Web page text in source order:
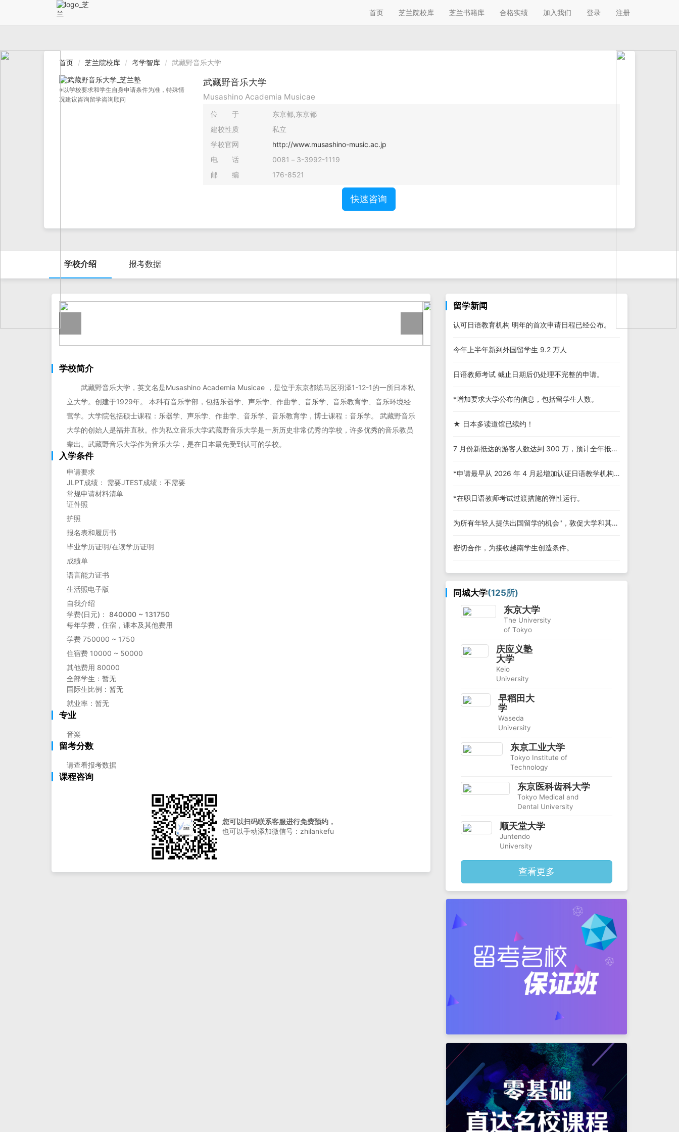
首页 芝兰院校库 芝兰书籍库 合格实绩 加入我们 登录 注册
首页 芝兰院校库 考学智库 武藏野音乐大学
※以学校要求和学生自身申请条件为准，特殊情
况建议咨询留学咨询顾问
武藏野音乐大学
Musashino Academia Musicae
位 于
东京都,东京都
建校性质
私立
学校官网
http://www.musashino-music.ac.jp
电 话
0081－3-3992-1119
邮 编
176-8521
快速咨询
学校介绍 报考数据
学校简介
武藏野音乐大学，英文名是Musashino Academia Musicae ，是位于东京都练马区羽泽1-12-1的一所日本私
立大学。创建于1929年。 本科有音乐学部，包括乐器学、声乐学、作曲学、音乐学、音乐教育学、音乐环境经
营学。大学院包括硕士课程：乐器学、声乐学、作曲学、音乐学、音乐教育学，博士课程：音乐学。 武藏野音乐
大学的创始人是福井直秋。作为私立音乐大学武藏野音乐大学是一所历史非常优秀的学校，许多优秀的音乐教员
辈出。武藏野音乐大学作为音乐大学，是在日本最先受到认可的学校。
入学条件
申请要求
JLPT成绩： 需要JTEST成绩：不需要
常规申请材料清单
证件照
护照
报名表和履历书
毕业学历证明/在读学历证明
成绩单
语言能力证书
生活照电子版
自我介绍
学费(日元)： 840000 ~ 131750
每年学费，住宿，课本及其他费用
学费 750000 ~ 1750
住宿费 10000 ~ 50000
其他费用 80000
全部学生：暂无
国际生比例：暂无
就业率：暂无
专业
音楽
留考分数
请查看报考数据
课程咨询
您可以扫码联系客服进行免费预约，
也可以手动添加微信号：zhilankefu
留学新闻
认可日语教育机构 明年的首次申请日程已经公布。
今年上半年新到外国留学生 9.2 万人
日语教师考试 截止日期后仍处理不完整的申请。
*增加要求大学公布的信息，包括留学生人数。
★ 日本多读道馆已续约！
7 月份新抵达的游客人数达到 300 万，预计全年抵达的游客人数将超过 3000 万。
*申请最早从 2026 年 4 月起增加认证日语教学机构的数量。
*在职日语教师考试过渡措施的弹性运行。
为所有年轻人提供出国留学的机会"，敦促大学和其他机构采取行动。
密切合作，为接收越南学生创造条件。
同城大学(125所)
东京大学
The University
of Tokyo
庆应义塾
大学
Keio
University
早稻田大
学
Waseda
University
东京工业大学
Tokyo Institute of
Technology
东京医科齿科大学
Tokyo Medical and
Dental University
顺天堂大学
Juntendo
University
日本大学
University
东京都立大学
Tokyo Metropolitan
University
东京女子医科大学
Tokyo Women's Medical
东京农工大学
Tokyo University of
Agriculture and
Technology
东邦大学
Toho
University
东京慈惠会医科大学
The Jikei University
查看更多